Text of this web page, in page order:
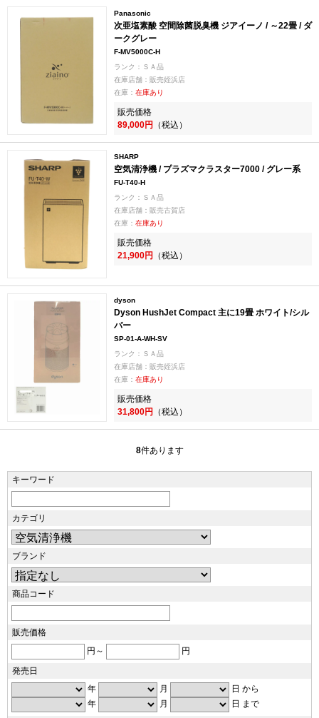
Panasonic
次亜塩素酸 空間除菌脱臭機 ジアイーノ / ～22畳 / ダ
ークグレー
F-MV5000C-H
ランク：ＳＡ品
在庫店舗：販売姪浜店
在庫： 在庫あり
販売価格
89,000円 （税込）
SHARP
空気清浄機 / プラズマクラスター7000 / グレー系
FU-T40-H
ランク：ＳＡ品
在庫店舗：販売古賀店
在庫： 在庫あり
販売価格
21,900円 （税込）
dyson
Dyson HushJet Compact 主に19畳 ホワイト/シル
バー
SP-01-A-WH-SV
ランク：ＳＡ品
在庫店舗：販売姪浜店
在庫： 在庫あり
販売価格
31,800円 （税込）
8件あります
キーワード
カテゴリ
ブランド
商品コード
販売価格
円～
円
発売日
年
月
日 から
年
月 日 まで